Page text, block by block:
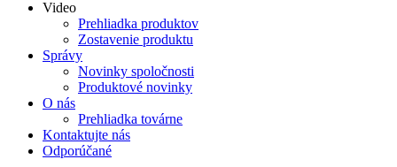
Video
Prehliadka produktov
Zostavenie produktu
Správy
Novinky spoločnosti
Produktové novinky
O nás
Prehliadka továrne
Kontaktujte nás
Odporúčané